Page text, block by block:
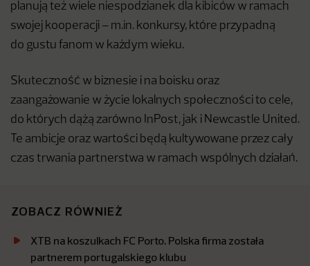
planują też wiele niespodzianek dla kibiców w ramach
swojej kooperacji – m.in. konkursy, które przypadną
do gustu fanom w każdym wieku.
Skuteczność w biznesie i na boisku oraz
zaangażowanie w życie lokalnych społeczności to cele,
do których dążą zarówno InPost, jak i Newcastle United.
Te ambicje oraz wartości będą kultywowane przez cały
czas trwania partnerstwa w ramach wspólnych działań.
ZOBACZ RÓWNIEŻ
XTB na koszulkach FC Porto. Polska firma została
partnerem portugalskiego klubu